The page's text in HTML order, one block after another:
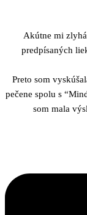
Akútne mi
predpísaných
Preto som
pečene spolu s
som mala